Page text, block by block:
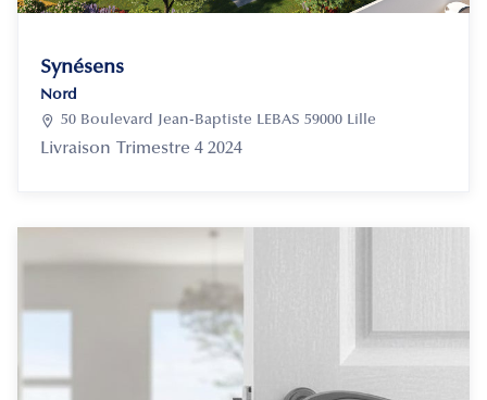
Synésens
Nord
 50 Boulevard Jean-Baptiste LEBAS 59000 Lille
Livraison Trimestre 4 2024